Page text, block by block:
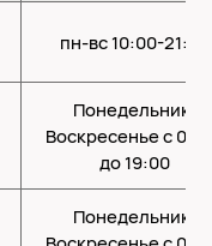
пн-вс 10:00-21:00
Понедельник-
Воскресенье с
до 19:00
Понедельник-